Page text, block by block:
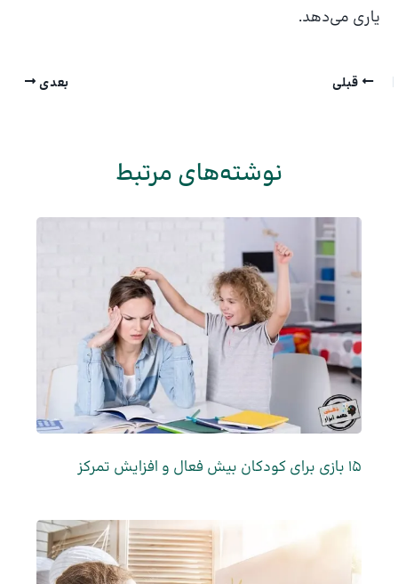
یاری می‌دهد.
قبلی بعدی
نوشته‌های مرتبط
15 بازی برای کودکان بیش فعال و افزایش تمرکز